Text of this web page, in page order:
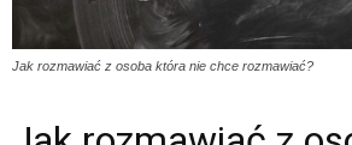
Jak rozmawiać z osoba która nie chce rozmawiać?